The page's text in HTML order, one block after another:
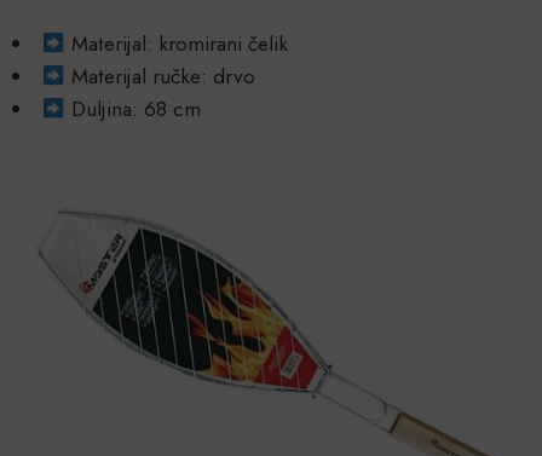
Materijal: kromirani čelik
Materijal ručke: drvo
Duljina: 68 cm